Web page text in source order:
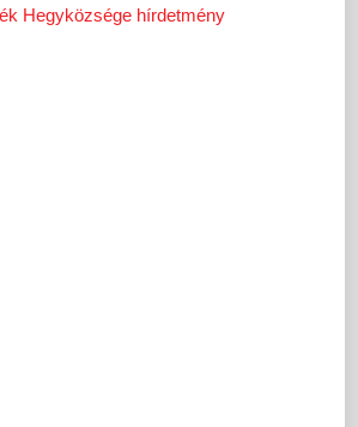
Hegyközsége hírdetmény